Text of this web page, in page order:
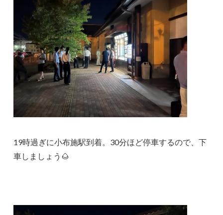
19時過ぎに小布施駅到着。30分ほど停車するので、下
車しましょう🌰